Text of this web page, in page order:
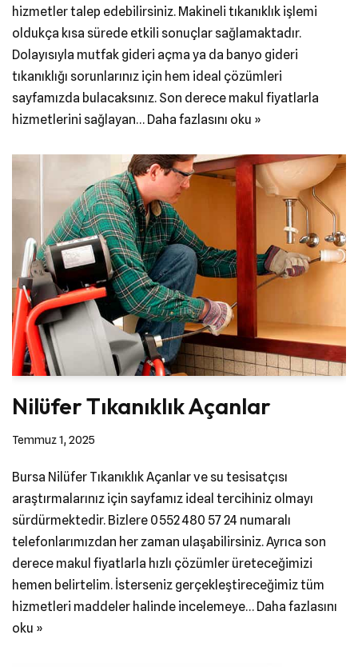
hizmetler talep edebilirsiniz. Makineli tıkanıklık işlemi
oldukça kısa sürede etkili sonuçlar sağlamaktadır.
Dolayısıyla mutfak gideri açma ya da banyo gideri
tıkanıklığı sorunlarınız için hem ideal çözümleri
sayfamızda bulacaksınız. Son derece makul fiyatlarla
hizmetlerini sağlayan… Daha fazlasını oku »
Nilüfer Tıkanıklık Açanlar
Temmuz 1, 2025
Bursa Nilüfer Tıkanıklık Açanlar ve su tesisatçısı
araştırmalarınız için sayfamız ideal tercihiniz olmayı
sürdürmektedir. Bizlere 0552 480 57 24 numaralı
telefonlarımızdan her zaman ulaşabilirsiniz. Ayrıca son
derece makul fiyatlarla hızlı çözümler üreteceğimizi
hemen belirtelim. İsterseniz gerçekleştireceğimiz tüm
hizmetleri maddeler halinde incelemeye… Daha fazlasını
oku »